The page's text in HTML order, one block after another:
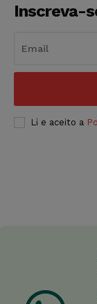
Inscreva-
Li e aceito a